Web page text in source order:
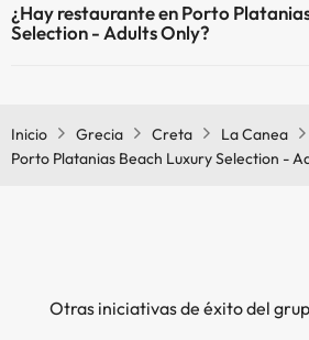
acondicionado en las zonas comunes.
¿Hay restaurante en Porto
Selection - Adults Only?
Inicio
Grecia Creta La Canea
Porto Platanias Beach Luxury Selection -
Otras iniciativas de éxito del